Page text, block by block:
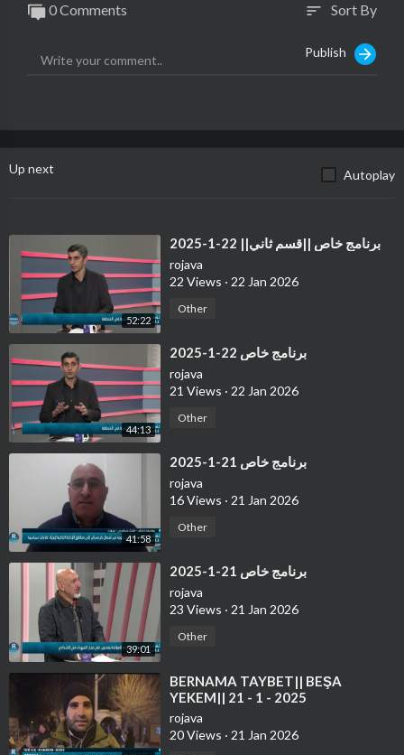
0 Comments sort Sort By
Publish
Up next Autoplay
52:22
⁣برنامج خاص ||قسم ثاني|| 22-1-2025
rojava
22 Views · 22 Jan 2026
Other
44:13
⁣برنامج خاص 22-1-2025
rojava
21 Views · 22 Jan 2026
Other
41:58
⁣برنامج خاص 21-1-2025
rojava
16 Views · 21 Jan 2026
Other
39:01
⁣برنامج خاص 21-1-2025
rojava
23 Views · 21 Jan 2026
Other
⁣⁣BERNAMA TAYBET|| BEŞA
YEKEM|| 21 - 1 - 2025
rojava
20 Views · 21 Jan 2026